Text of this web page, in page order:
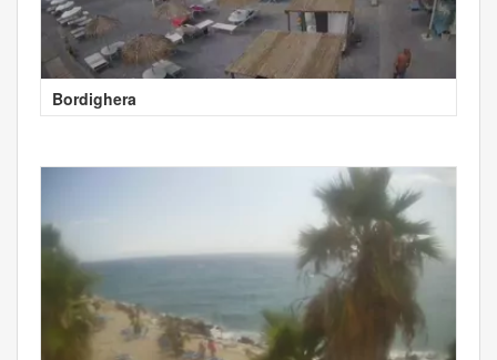
Bordighera